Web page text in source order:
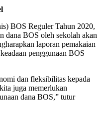
BOS Reguler Tahun 2020,
dana BOS oleh sekolah akan
laporan pemakaian
penggunaan BOS
dan fleksibilitas kepada
juga memerlukan
dana BOS,” tutur